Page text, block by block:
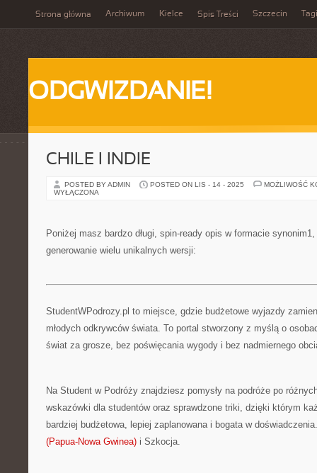
Strona główna Archiwum Kielce Spis Treści Szczecin Tagi
ODGWIZDANIE!
CHILE I INDIE
POSTED BY ADMIN POSTED ON LIS - 14 - 2025
MOŻLIWOŚĆ
WYŁĄCZONA
Poniżej masz bardzo długi, spin-ready opis w formacie
generowanie wielu unikalnych wersji:
StudentWPodrozy.pl to miejsce, gdzie budżetowe wyjazdy
młodych odkrywców świata. To portal stworzony z myślą o
świat za grosze, bez poświęcania wygody i bez nadmiernego
Na Student w Podróży znajdziesz pomysły na podróże po
wskazówki dla studentów oraz sprawdzone triki, dzięki którym
bardziej budżetowa, lepiej zaplanowana i bogata w
(Papua-Nowa Gwinea) i Szkocja.